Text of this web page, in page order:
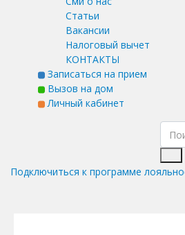
Статьи
Вакансии
Налоговый вычет
КОНТАКТЫ
Записаться на прием
Вызов на дом
Личный кабинет
Подключиться к программе